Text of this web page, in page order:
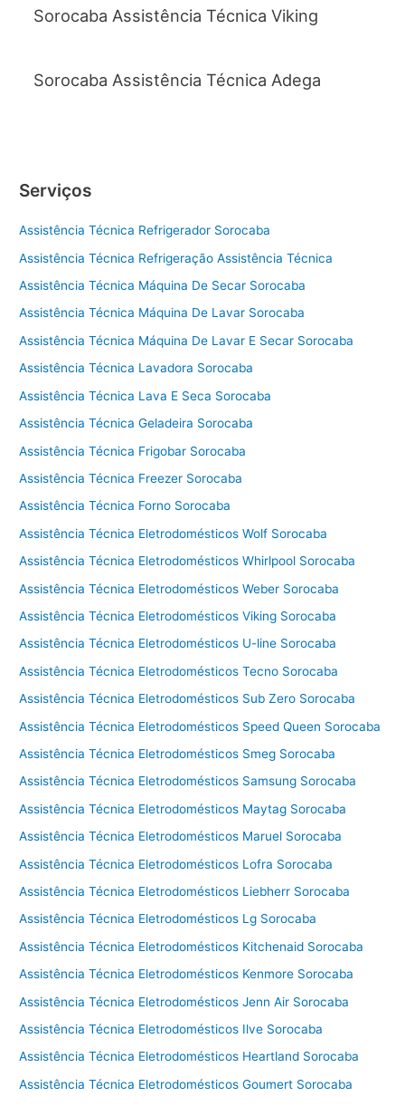
Sorocaba Assistência Técnica Viking
Sorocaba Assistência Técnica Adega
Serviços
Assistência Técnica Refrigerador Sorocaba
Assistência Técnica Refrigeração Assistência Técnica
Assistência Técnica Máquina De Secar Sorocaba
Assistência Técnica Máquina De Lavar Sorocaba
Assistência Técnica Máquina De Lavar E Secar Sorocaba
Assistência Técnica Lavadora Sorocaba
Assistência Técnica Lava E Seca Sorocaba
Assistência Técnica Geladeira Sorocaba
Assistência Técnica Frigobar Sorocaba
Assistência Técnica Freezer Sorocaba
Assistência Técnica Forno Sorocaba
Assistência Técnica Eletrodomésticos Wolf Sorocaba
Assistência Técnica Eletrodomésticos Whirlpool Sorocaba
Assistência Técnica Eletrodomésticos Weber Sorocaba
Assistência Técnica Eletrodomésticos Viking Sorocaba
Assistência Técnica Eletrodomésticos U-line Sorocaba
Assistência Técnica Eletrodomésticos Tecno Sorocaba
Assistência Técnica Eletrodomésticos Sub Zero Sorocaba
Assistência Técnica Eletrodomésticos Speed Queen Sorocaba
Assistência Técnica Eletrodomésticos Smeg Sorocaba
Assistência Técnica Eletrodomésticos Samsung Sorocaba
Assistência Técnica Eletrodomésticos Maytag Sorocaba
Assistência Técnica Eletrodomésticos Maruel Sorocaba
Assistência Técnica Eletrodomésticos Lofra Sorocaba
Assistência Técnica Eletrodomésticos Liebherr Sorocaba
Assistência Técnica Eletrodomésticos Lg Sorocaba
Assistência Técnica Eletrodomésticos Kitchenaid Sorocaba
Assistência Técnica Eletrodomésticos Kenmore Sorocaba
Assistência Técnica Eletrodomésticos Jenn Air Sorocaba
Assistência Técnica Eletrodomésticos Ilve Sorocaba
Assistência Técnica Eletrodomésticos Heartland Sorocaba
Assistência Técnica Eletrodomésticos Goumert Sorocaba